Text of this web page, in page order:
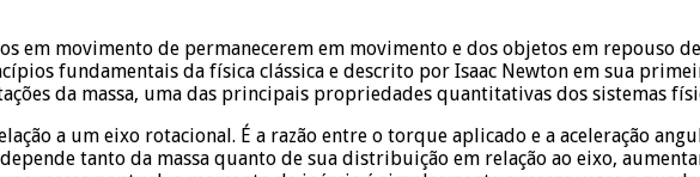
em movimento de permanecerem em movimento e dos objetos em repouso
fundamentais da física clássica e descrito por Isaac Newton em sua
da massa, uma das principais propriedades quantitativas dos sistemas
a um eixo rotacional. É a razão entre o torque aplicado e a aceleração
tanto da massa quanto de sua distribuição em relação ao eixo,